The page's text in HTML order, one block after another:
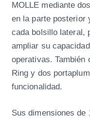
MOLLE mediante
en la parte posterior
cada bolsillo lateral,
ampliar su
operativas. También
Ring y dos
funcionalidad.
Sus dimensiones de